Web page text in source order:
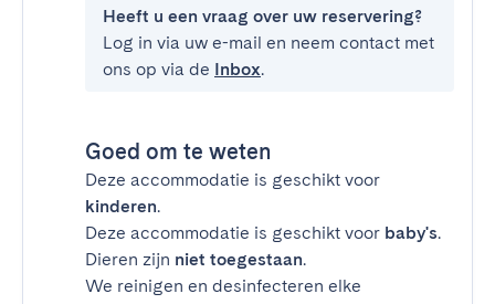
Heeft u een vraag over uw reservering?
Log in via uw e-mail en neem contact met
ons op via de Inbox.
Goed om te weten
Deze accommodatie is geschikt voor
kinderen.
Deze accommodatie is geschikt voor baby's.
Dieren zijn niet toegestaan.
We reinigen en desinfecteren elke